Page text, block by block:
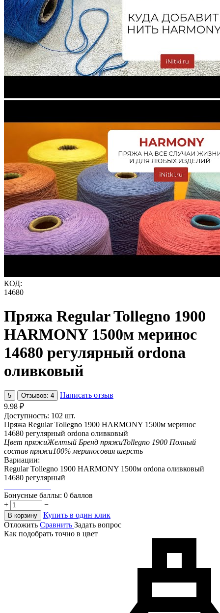
КОД:
14680
Пряжа Regular Tollegno 1900
HARMONY 1500м меринос
14680 регулярный ordona
оливковый
5 Отзывов: 4
Написать отзыв
9.98 ₽
Доступность: 102 шт.
Пряжа Regular Tollegno 1900 HARMONY 1500м меринос
14680 регулярный ordona оливковый
Цвет пряжиЖелтый Бренд пряжиTollegno 1900 Полный
состав пряжи100% мериносовая шерсть
Вариации:
Regular Tollegno 1900 HARMONY 1500м ordona оливковый
14680 регулярный
Бонусные баллы: 0 баллов
+
−
В корзину
Купить в один клик
Отложить Сравнить Задать вопрос
Как подобрать точно в цвет